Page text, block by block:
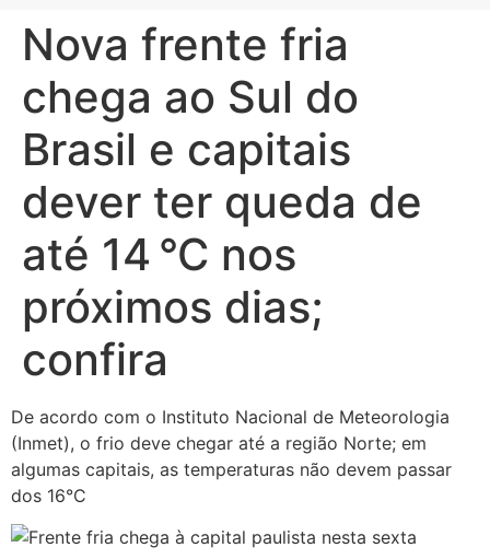
Nova frente fria
chega ao Sul do
Brasil e capitais
dever ter queda de
até 14 °C nos
próximos dias;
confira
De acordo com o Instituto Nacional de Meteorologia
(Inmet), o frio deve chegar até a região Norte; em
algumas capitais, as temperaturas não devem passar
dos 16°C